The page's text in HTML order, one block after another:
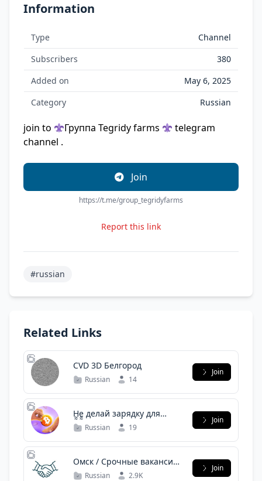
Information
Type
Channel
Subscribers
380
Added on
May 6, 2025
Category
Russian
join to Группа Tegridy farms
telegram
channel .
Join
https://t.me/group_tegridyfarms
Report this link
#russian
Related Links
CVD 3D Белгород
Russian 14
Join
H̰̰̰̰̰̰̰ḛ̰̰̰̰̰̰ делай зарядку для
заработка!
Russian 19
Join
Омск / Срочные вакансии/
Запрос услуг
Russian 2.9K
Join